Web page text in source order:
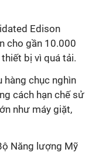
Edison
cho gần 10.000
bị vì quá tải.
hàng chục nghìn
cách hạn chế sử
như máy giặt,
Năng lượng Mỹ